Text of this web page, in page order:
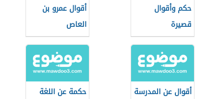
حكم وأقوال
قصيرة
أقوال عمرو بن
العاص
أقوال عن المدرسة
حكمة عن اللغة